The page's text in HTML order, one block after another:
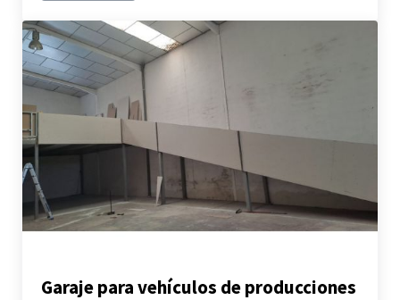
Garaje para vehículos de producciones